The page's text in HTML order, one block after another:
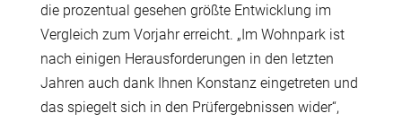
die prozentual gesehen größte Entwicklung im
Vergleich zum Vorjahr erreicht. „Im Wohnpark ist
nach einigen Herausforderungen in den letzten
Jahren auch dank Ihnen Konstanz eingetreten und
das spiegelt sich in den Prüfergebnissen wider“,